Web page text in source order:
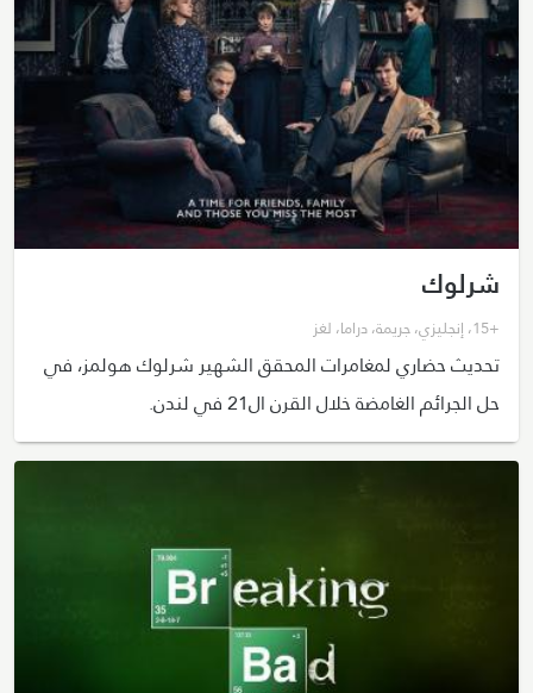
شرلوك
+15 ،إنجليزي،جريمة،دراما، لغز
تحديث حضاري لمغامرات المحقق الشهير شرلوك هولمز، في
حل الجرائم الغامضة خلال القرن ال21 في لندن.